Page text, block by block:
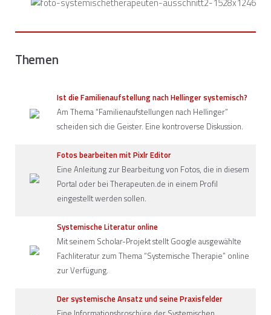
Themen
Ist die Familienaufstellung nach Hellinger systemisch?
Am Thema “Familienaufstellungen nach Hellinger”
scheiden sich die Geister. Eine kontroverse Diskussion.
Fotos bearbeiten mit Pixlr Editor
Eine Anleitung zur Bearbeitung von Fotos, die in diesem
Portal oder bei Therapeuten.de in einem Profil
eingestellt werden sollen.
Systemische Literatur online
Mit seinem Scholar-Projekt stellt Google ausgewählte
Fachliteratur zum Thema “Systemische Therapie” online
zur Verfügung.
Der systemische Ansatz und seine Praxisfelder